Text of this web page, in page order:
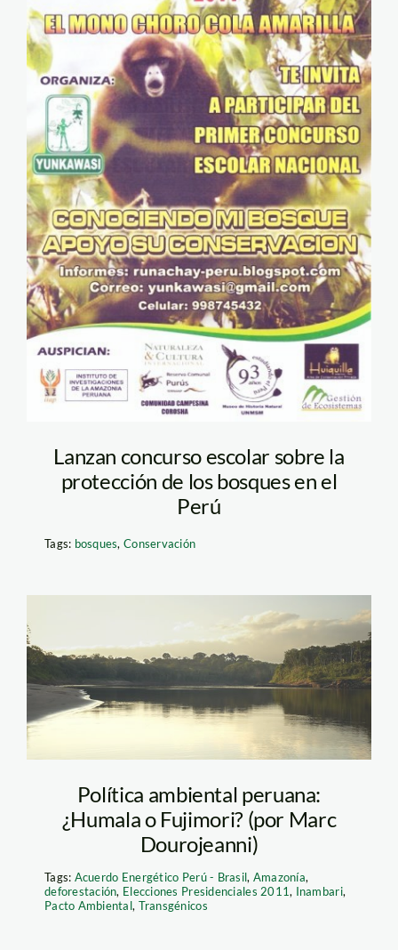
Lanzan concurso escolar sobre la
protección de los bosques en el
Perú
Tags: bosques,Conservación
amazonia_rio_tm
Política ambiental peruana:
¿Humala o Fujimori? (por Marc
Dourojeanni)
Tags: Acuerdo Energético Perú - Brasil, Amazonía,
deforestación, Elecciones Presidenciales 2011, Inambari,
Pacto Ambiental, Transgénicos